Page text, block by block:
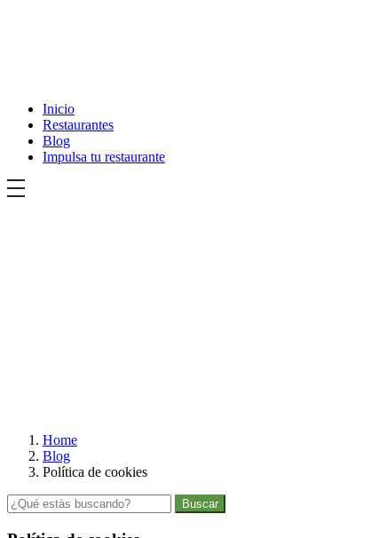
Inicio
Restaurantes
Blog
Impulsa tu restaurante
Home
Blog
Política de cookies
Buscar